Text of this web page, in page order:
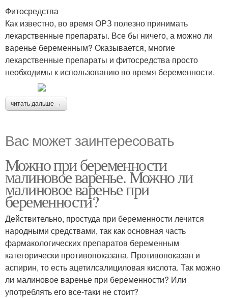
Фитосредства
Как известно, во время ОРЗ полезно принимать
лекарственные препараты. Все бы ничего, а можно ли
варенье беременным? Оказывается, многие
лекарственные препараты и фитосредства просто
необходимы к использованию во время беременности.
читать дальше →
Вас может заинтересовать
Можно при беременности
малиновое варенье. Можно ли
малиновое варенье при
беременности?
Действительно, простуда при беременности лечится
народными средствами, так как основная часть
фармакологических препаратов беременным
категорически противопоказана. Противопоказан и
аспирин, то есть ацетилсалициловая кислота. Так можно
ли малиновое варенье при беременности? Или
употреблять его все-таки не стоит?